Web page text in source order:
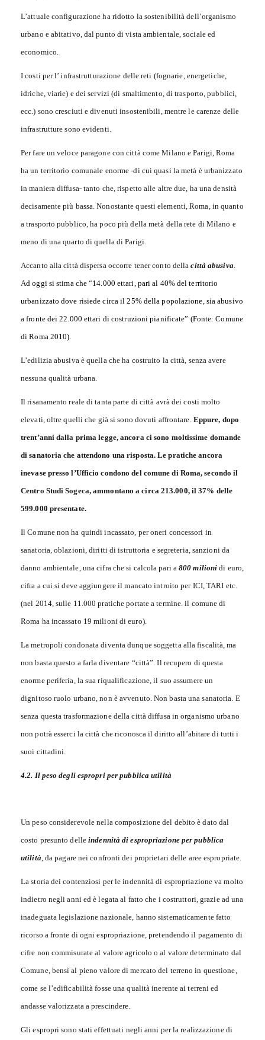
L’attuale configurazione ha ridotto la sostenibilità dell’organismo
urbano e abitativo, dal punto di vista ambientale, sociale ed
economico.
I costi per l’ infrastrutturazione delle reti (fognarie, energetiche,
idriche, viarie) e dei servizi (di smaltimento, di trasporto, pubblici,
ecc.) sono cresciuti e divenuti insostenibili, mentre le carenze delle
infrastrutture sono evidenti.
Per fare un veloce paragone con città come Milano e Parigi, Roma
ha un territorio comunale enorme -di cui quasi la metà è urbanizzato
in maniera diffusa- tanto che, rispetto alle altre due, ha una densità
decisamente più bassa. Nonostante questi elementi, Roma, in quanto
a trasporto pubblico, ha poco più della metà della rete di Milano e
meno di una quarto di quella di Parigi.
Accanto alla città dispersa occorre tener conto dellacittà abusiva.
Ad oggi si stima che “14.000 ettari, pari al 40% del territorio
urbanizzato dove risiede circa il 25% della popolazione, sia abusivo
a fronte dei 22.000 ettari di costruzioni pianificate” (Fonte: Comune
di Roma 2010).
L’edilizia abusiva è quella che ha costruito la città, senza avere
nessuna qualità urbana.
Il risanamento reale di tanta parte di città avrà dei costi molto
elevati, oltre quelli che già si sono dovuti affrontare. Eppure, dopo
trent’anni dalla prima legge, ancora ci sono moltissime domande
di sanatoria che attendono una risposta. Le pratiche ancora
inevase presso l’Ufficio condono del comune di Roma, secondo il
Centro Studi Sogeca, ammontano a circa 213.000, il 37% delle
599.000 presentate.
Il Comune non ha quindi incassato, per oneri concessori in
sanatoria, oblazioni, diritti di istruttoria e segreteria, sanzioni da
danno ambientale, una cifra che si calcola pari a800 milioni di euro,
cifra a cui si deve aggiungere il mancato introito per ICI, TARI etc.
(nel 2014, sulle 11.000 pratiche portate a termine. il comune di
Roma ha incassato 19 milioni di euro).
La metropoli condonata diventa dunque soggetta alla fiscalità, ma
non basta questo a farla diventare “città”. Il recupero di questa
enorme periferia, la sua riqualificazione, il suo assumere un
dignitoso ruolo urbano, non è avvenuto. Non basta una sanatoria. E
senza questa trasformazione della città diffusa in organismo urbano
non potrà esserci la città che riconosca il diritto all’abitare di tutti i
suoi cittadini.
4.2. Il peso degli espropri per pubblica utilità
Un peso considerevole nella composizione del debito è dato dal
costo presunto delleindennità di espropriazione per pubblica
utilità, da pagare nei confronti dei proprietari delle aree espropriate.
La storia dei contenziosi per le indennità di espropriazione va molto
indietro negli anni ed è legata al fatto che i costruttori, grazie ad una
inadeguata legislazione nazionale, hanno sistematicamente fatto
ricorso a fronte di ogni espropriazione, pretendendo il pagamento di
cifre non commisurate al valore agricolo o al valore determinato dal
Comune, bensì al pieno valore di mercato del terreno in questione,
come se l’edificabilità fosse una qualità inerente ai terreni ed
andasse valorizzata a prescindere.
Gli espropri sono stati effettuati negli anni per la realizzazione di